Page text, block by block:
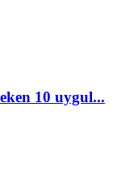
10 uygul...